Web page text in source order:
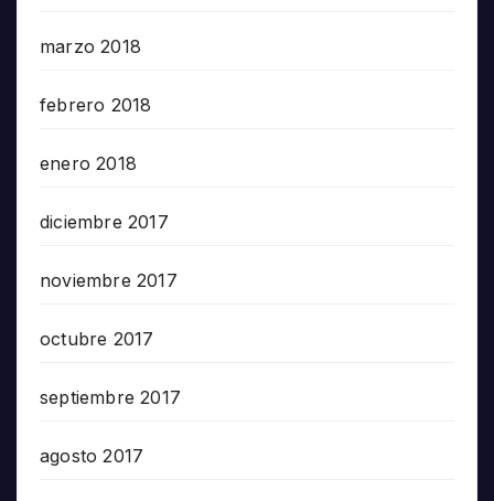
marzo 2018
febrero 2018
enero 2018
diciembre 2017
noviembre 2017
octubre 2017
septiembre 2017
agosto 2017